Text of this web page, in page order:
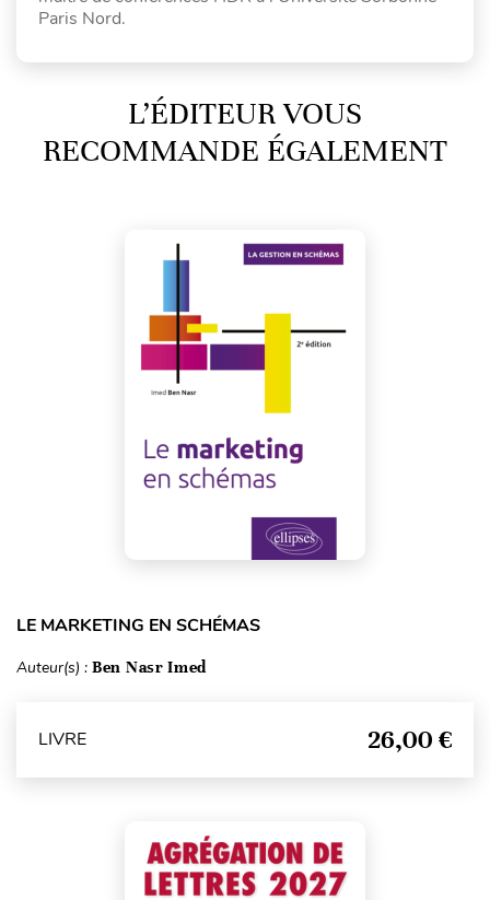
Paris Nord.
L’ÉDITEUR VOUS
RECOMMANDE ÉGALEMENT
LE MARKETING EN SCHÉMAS
Auteur(s) : Ben Nasr Imed
LIVRE 26,00 €